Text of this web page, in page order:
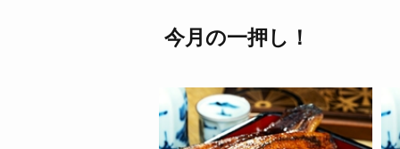
今月の一押し！